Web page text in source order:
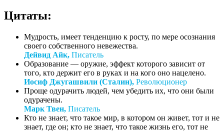
Цитаты:
Мудрость, имеет тенденцию к росту, по мере осознания
своего собственного невежества.
Дейвид Айк, Писатель
Образование — оружие, эффект которого зависит от
того, кто держит его в руках и на кого оно нацелено.
Иосиф Джугашвили (Сталин), Революционер
Проще одурачить людей, чем убедить их, что они были
одурачены.
Марк Твен, Писатель
Кто не знает, что такое мир, в котором он живет, тот и не
знает, где он; кто не знает, что такое жизнь его, тот не